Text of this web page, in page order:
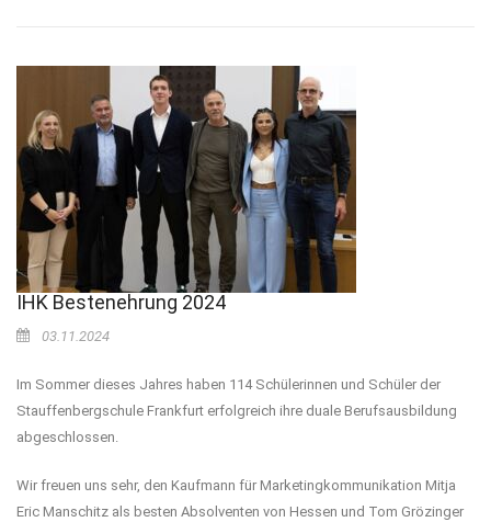
IHK Bestenehrung 2024
03.11.2024
Im Sommer dieses Jahres haben 114 Schülerinnen und Schüler der
Stauffenbergschule Frankfurt erfolgreich ihre duale Berufsausbildung
abgeschlossen.
Wir freuen uns sehr, den Kaufmann für Marketingkommunikation Mitja
Eric Manschitz als besten Absolventen von Hessen und Tom Grözinger